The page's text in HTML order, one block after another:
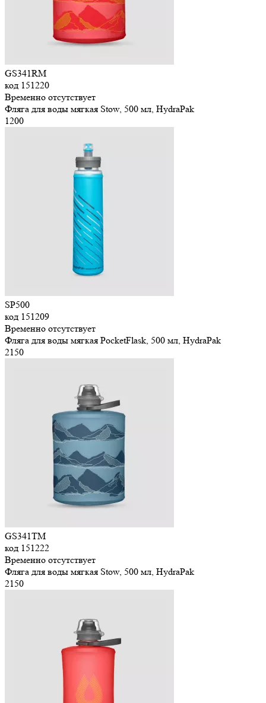
GS341RM
код 151220
Временно отсутствует
Фляга для воды мягкая Stow, 500 мл, HydraPak
1200
SP500
код 151209
Временно отсутствует
Фляга для воды мягкая PocketFlask, 500 мл, HydraPak
2150
GS341TM
код 151222
Временно отсутствует
Фляга для воды мягкая Stow, 500 мл, HydraPak
2150